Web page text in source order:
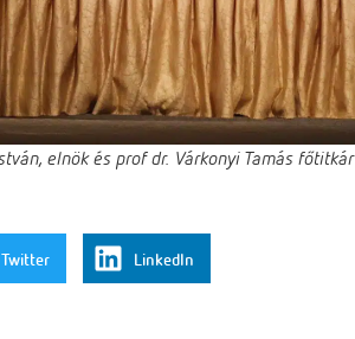
elnök és prof dr. Várkonyi Tamás főtitkár
Twitter LinkedIn